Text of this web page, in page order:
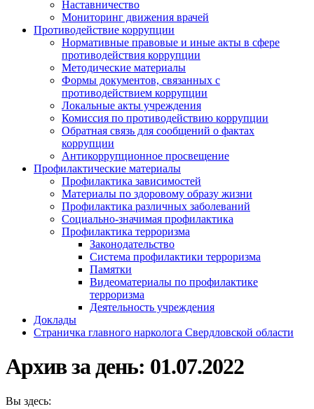
Наставничество
Мониторинг движения врачей
Противодействие коррупции
Нормативные правовые и иные акты в сфере
противодействия коррупции
Методические материалы
Формы документов, связанных с
противодействием коррупции
Локальные акты учреждения
Комиссия по противодействию коррупции
Обратная связь для сообщений о фактах
коррупции
Антикоррупционное просвещение
Профилактические материалы
Профилактика зависимостей
Материалы по здоровому образу жизни
Профилактика различных заболеваний
Социально-значимая профилактика
Профилактика терроризма
Законодательство
Система профилактики терроризма
Памятки
Видеоматериалы по профилактике
терроризма
Деятельность учреждения
Доклады
Страничка главного нарколога Свердловской области
Архив за день: 01.07.2022
Вы здесь: